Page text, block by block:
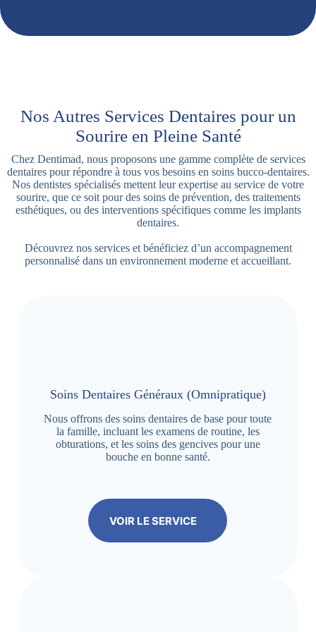
Nos Autres Services Dentaires pour un
Sourire en Pleine Santé
Chez Dentimad, nous proposons une gamme complète de services
dentaires pour répondre à tous vos besoins en soins bucco-dentaires.
Nos dentistes spécialisés mettent leur expertise au service de votre
sourire, que ce soit pour des soins de prévention, des traitements
esthétiques, ou des interventions spécifiques comme les implants
dentaires.
Découvrez nos services et bénéficiez d’un accompagnement
personnalisé dans un environnement moderne et accueillant.
Soins Dentaires Généraux (Omnipratique)
Nous offrons des soins dentaires de base pour toute
la famille, incluant les examens de routine, les
obturations, et les soins des gencives pour une
bouche en bonne santé.
VOIR LE SERVICE